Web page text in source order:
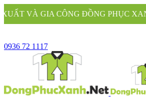
ĐỒNG PHỤC XANH KÍNH CHÀO
0936 72 1117